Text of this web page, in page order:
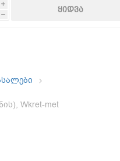
i
h
Wkret-met